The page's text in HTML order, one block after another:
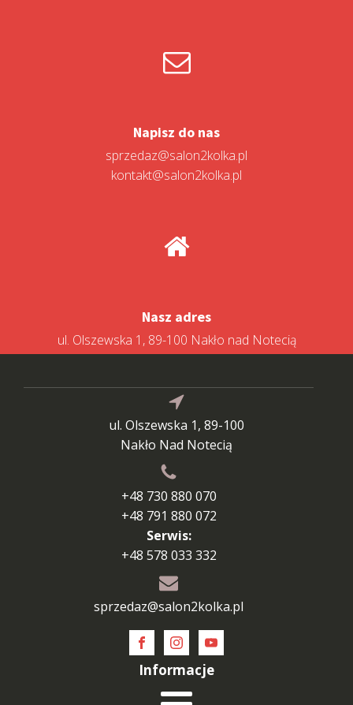
Napisz do nas
sprzedaz@salon2kolka.pl
kontakt@salon2kolka.pl
Nasz adres
ul. Olszewska 1, 89-100 Nakło nad Notecią
ul. Olszewska 1, 89-100
Nakło Nad Notecią
+48 730 880 070
+48 791 880 072
Serwis:
+48 578 033 332
sprzedaz@salon2kolka.pl
Informacje